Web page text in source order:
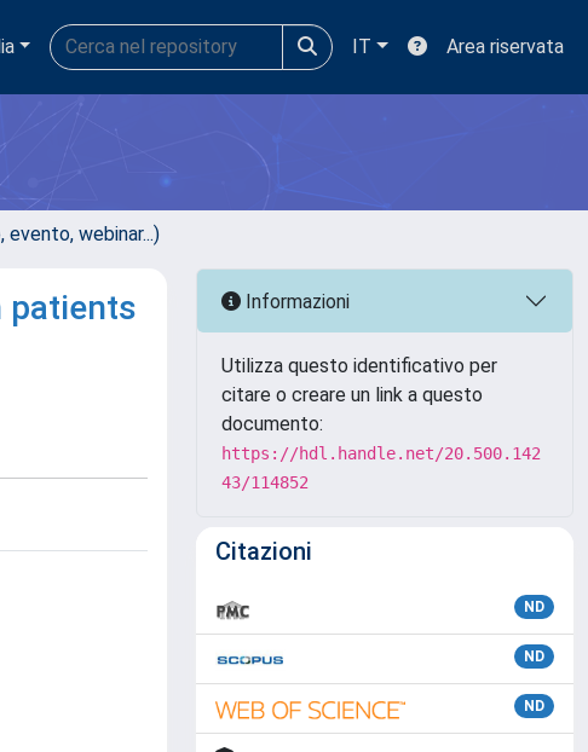
IT Area riservata
webinar...)
patients
Informazioni
Utilizza questo identificativo per
citare o creare un link a questo
documento:
https://hdl.handle.net/20.500.142
43/114852
Citazioni
ND
ND
ND